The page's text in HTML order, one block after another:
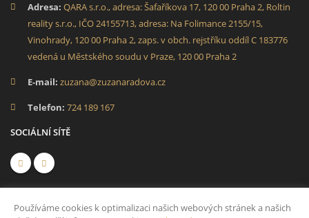
Adresa: QARA s.r.o., adresa: Šafaříkova 17, 120 00 Praha 2, Roltin
reality s.r.o., IČO 24155713, adresa: Na Folimance 2155/15,
Vinohrady, 120 00 Praha 2, zaps. v obch. rejstříku oddíl C 183776
vedená u Městského soudu v Praze, 120 00 Praha 2
E-mail: zuzana@zuzanaradova.cz
Telefon: 724 189 167
SOCIÁLNÍ SÍTĚ
Používáme cookies k optimalizaci našich webových stránek a našich